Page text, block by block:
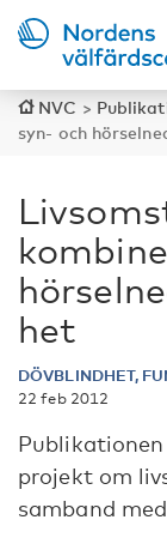
NVC >
syn- och
het
DÖVBLINDHET,
22 feb 2012
projekt om
samband